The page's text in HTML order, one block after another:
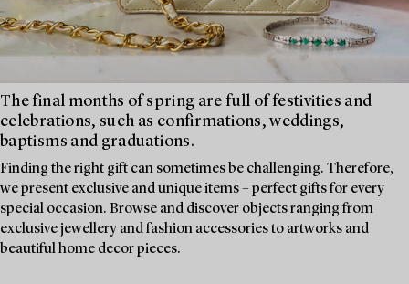
The final months of spring are full of festivities and
celebrations, such as confirmations, weddings,
baptisms and graduations.
Finding the right gift can sometimes be challenging. Therefore,
we present exclusive and unique items – perfect gifts for every
special occasion. Browse and discover objects ranging from
exclusive jewellery and fashion accessories to artworks and
beautiful home decor pieces.